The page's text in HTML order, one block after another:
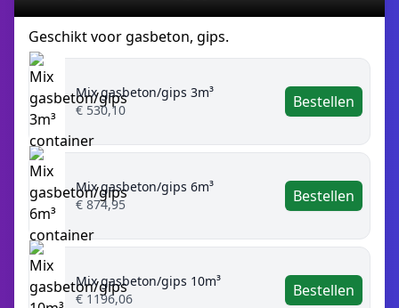
Geschikt voor gasbeton, gips.
Mix gasbeton/gips 3m³
€ 530,10
Bestellen
Mix gasbeton/gips 6m³
€ 874,95
Bestellen
Mix gasbeton/gips 10m³
€ 1196,06
Bestellen